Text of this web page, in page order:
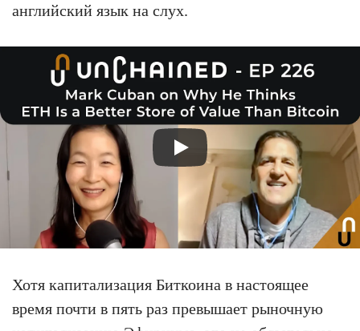
английский язык на слух.
Хотя капитализация Биткоина в настоящее
время почти в пять раз превышает рыночную